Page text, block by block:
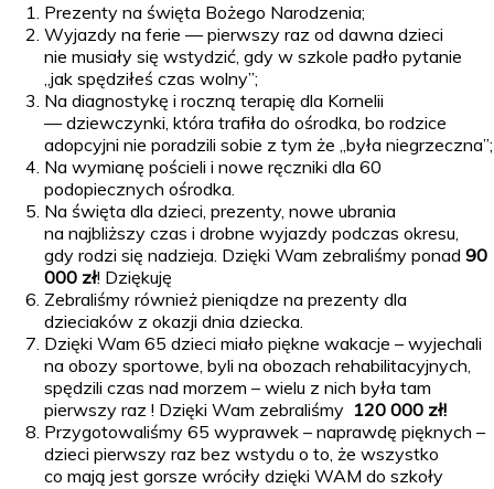
Prezenty na święta Bożego Narodzenia;
Wyjazdy na ferie — pierwszy raz od dawna dzieci
nie musiały się wstydzić, gdy w szkole padło pytanie
„jak spędziłeś czas wolny”;
Na diagnostykę i roczną terapię dla Kornelii
— dziewczynki, która trafiła do ośrodka, bo rodzice
adopcyjni nie poradzili sobie z tym że „była niegrzeczna”;
Na wymianę pościeli i nowe ręczniki dla 60
podopiecznych ośrodka.
Na święta dla dzieci, prezenty, nowe ubrania
na najbliższy czas i drobne wyjazdy podczas okresu,
gdy rodzi się nadzieja. Dzięki Wam zebraliśmy ponad 90
000 zł! Dziękuję
Zebraliśmy również pieniądze na prezenty dla
dzieciaków z okazji dnia dziecka.
Dzięki Wam 65 dzieci miało piękne wakacje – wyjechali
na obozy sportowe, byli na obozach rehabilitacyjnych,
spędzili czas nad morzem – wielu z nich była tam
pierwszy raz ! Dzięki Wam zebraliśmy 120 000 zł!
Przygotowaliśmy 65 wyprawek – naprawdę pięknych –
dzieci pierwszy raz bez wstydu o to, że wszystko
co mają jest gorsze wróciły dzięki WAM do szkoły